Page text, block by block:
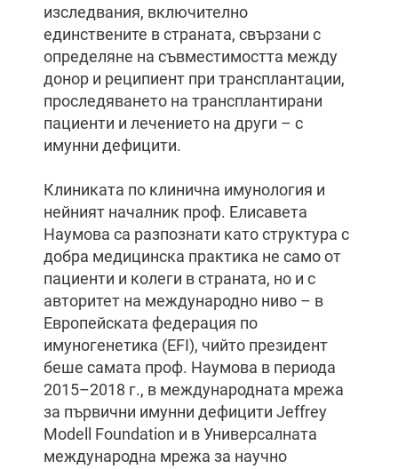
изследвания, включително
единствените в страната, свързани с
определяне на съвместимостта между
донор и реципиент при трансплантации,
проследяването на трансплантирани
пациенти и лечението на други – с
имунни дефицити.
Клиниката по клинична имунология и
нейният началник проф. Елисавета
Наумова са разпознати като структура с
добра медицинска практика не само от
пациенти и колеги в страната, но и с
авторитет на международно ниво – в
Европейската федерация по
имуногенетика (EFI), чийто президент
беше самата проф. Наумова в периода
2015–2018 г., в международната мрежа
за първични имунни дефицити Jeffrey
Modell Foundation и в Универсалната
международна мрежа за научно